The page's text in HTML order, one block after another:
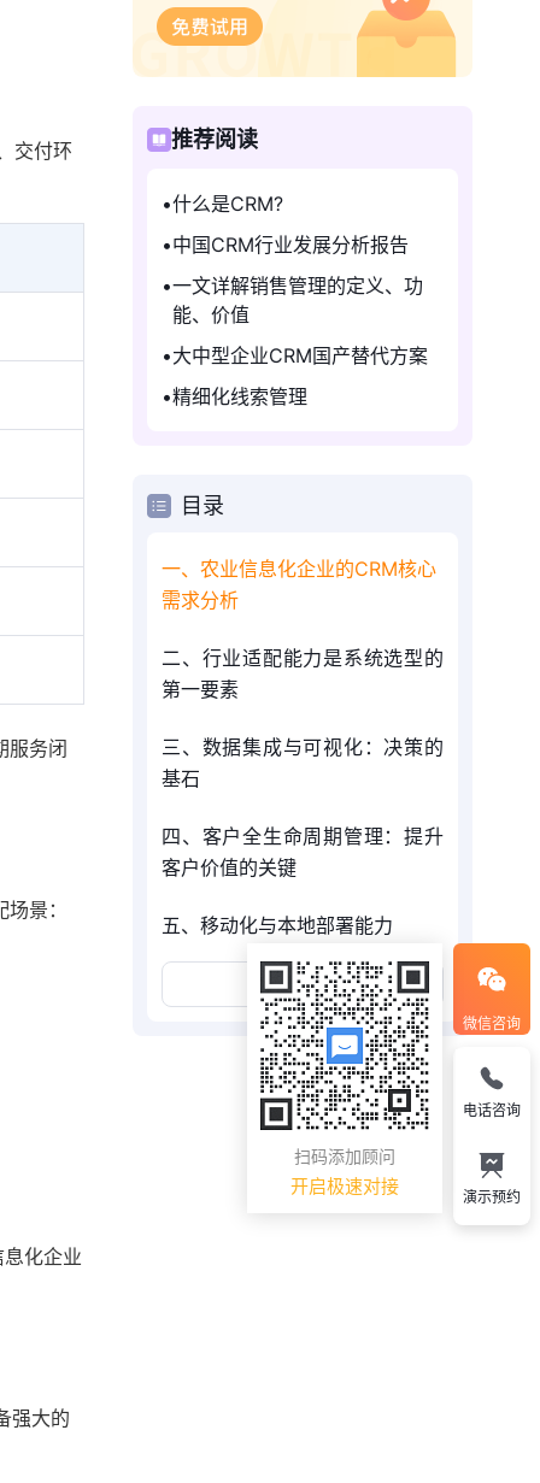
交付环
服务闭
景：
化企业
强大的
推荐阅读
什么是CRM?
中国CRM行业发展分析报告
一文详解销售管理的定义、功
能、价值
大中型企业CRM国产替代方案
精细化线索管理
目录
一、农业信息化企业的CRM核心
需求分析
二、行业适配能力是系统选型的
第一要素
三、数据集成与可视化：决策的
基石
四、客户全生命周期管理：提升
客户价值的关键
五、移动化与本地部署能力
展开更多
微信咨询
扫码添加顾问
开启极速对接
电话咨询
演示预约